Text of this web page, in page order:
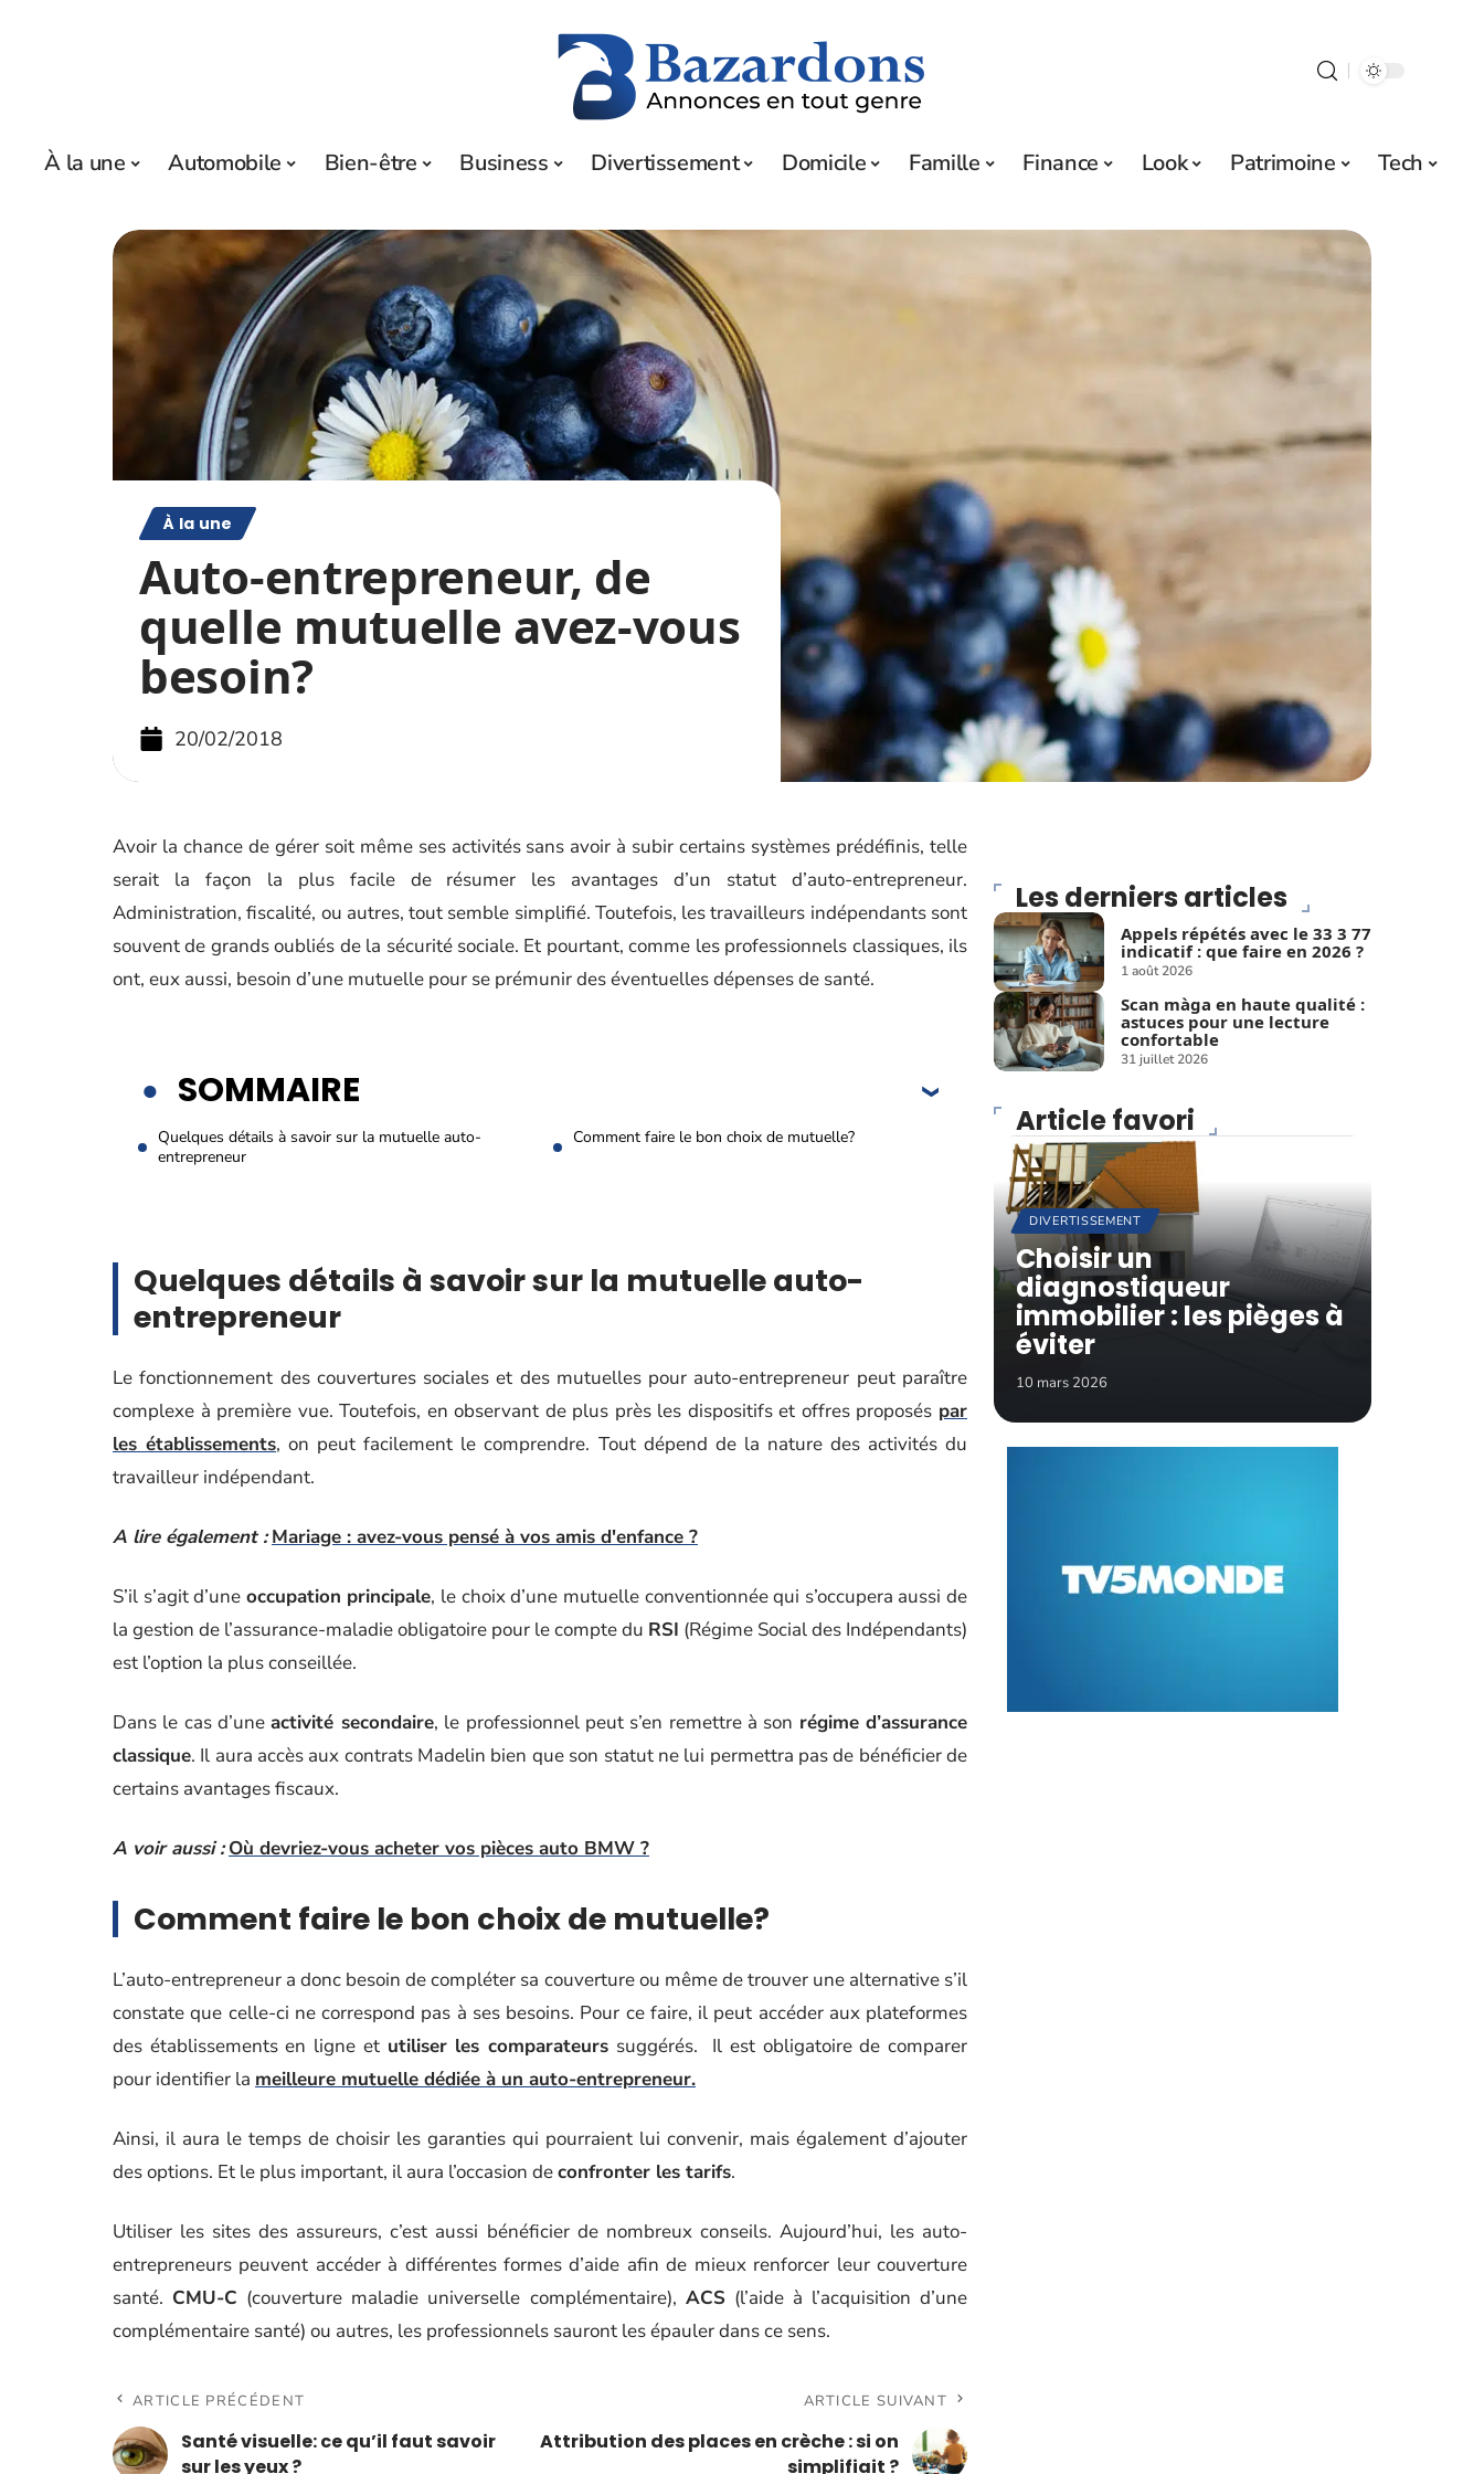
À la une Automobile Bien-être Business Divertissement Domicile Famille Finance Look Patrimoine Tech
À la une
Auto-entrepreneur, de
quelle mutuelle avez-vous
besoin?
20/02/2018
Avoir la chance de gérer soit même ses activités sans avoir à subir certains systèmes prédéfinis, telle
serait la façon la plus facile de résumer les avantages d’un statut d’auto-entrepreneur.
Administration, fiscalité, ou autres, tout semble simplifié. Toutefois, les travailleurs indépendants sont
souvent de grands oubliés de la sécurité sociale. Et pourtant, comme les professionnels classiques, ils
ont, eux aussi, besoin d’une mutuelle pour se prémunir des éventuelles dépenses de santé.
SOMMAIRE
Quelques détails à savoir sur la mutuelle auto-
entrepreneur
Comment faire le bon choix de mutuelle?
Quelques détails à savoir sur la mutuelle auto-
entrepreneur
Le fonctionnement des couvertures sociales et des mutuelles pour auto-entrepreneur peut paraître
complexe à première vue. Toutefois, en observant de plus près les dispositifs et offres proposés par
les établissements, on peut facilement le comprendre. Tout dépend de la nature des activités du
travailleur indépendant.
A lire également : Mariage : avez-vous pensé à vos amis d'enfance ?
S’il s’agit d’une occupation principale, le choix d’une mutuelle conventionnée qui s’occupera aussi de
la gestion de l’assurance-maladie obligatoire pour le compte du RSI (Régime Social des Indépendants)
est l’option la plus conseillée.
Dans le cas d’uneactivité secondaire, le professionnel peut s’en remettre à son régime d’assurance
classique. Il aura accès aux contrats Madelin bien que son statut ne lui permettra pas de bénéficier de
certains avantages fiscaux.
A voir aussi : Où devriez-vous acheter vos pièces auto BMW ?
Comment faire le bon choix de mutuelle?
L’auto-entrepreneur a donc besoin de compléter sa couverture ou même de trouver une alternative s’il
constate que celle-ci ne correspond pas à ses besoins. Pour ce faire, il peut accéder aux plateformes
des établissements en ligne et utiliser les comparateurs suggérés. Il est obligatoire de comparer
pour identifier la meilleure mutuelle dédiée à un auto-entrepreneur.
Ainsi, il aura le temps de choisir les garanties qui pourraient lui convenir, mais également d’ajouter
des options. Et le plus important, il aura l’occasion deconfronter les tarifs.
Utiliser les sites des assureurs, c’est aussi bénéficier de nombreux conseils. Aujourd’hui, les auto-
entrepreneurs peuvent accéder à différentes formes d’aide afin de mieux renforcer leur couverture
santé. CMU-C (couverture maladie universelle complémentaire), ACS(l’aide à l’acquisition d’une
complémentaire santé) ou autres, les professionnels sauront les épauler dans ce sens.
ARTICLE PRÉCÉDENT
Santé visuelle: ce qu’il faut savoir
sur les yeux ?
ARTICLE SUIVANT
Attribution des places en crèche : si on
simplifiait ?
Les derniers articles
Appels répétés avec le 33 3 77
indicatif : que faire en 2026 ?
1 août 2026
Scan màga en haute qualité :
astuces pour une lecture
confortable
31 juillet 2026
Article favori
DIVERTISSEMENT
Choisir un
diagnostiqueur
immobilier : les pièges à
éviter
10 mars 2026